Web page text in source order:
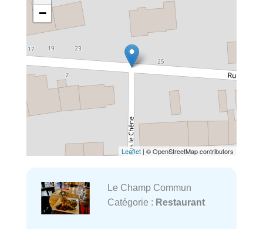
−
Leaflet | © OpenStreetMap contributors
Le Champ Commun
Catégorie : Restaurant